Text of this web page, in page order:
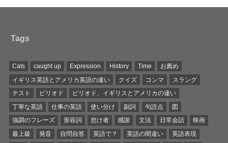
Tags
Cats caught up Expression History Time
お薦め
イギリス英語とアメリカ英語の違い
クイズ コンマ
スラング
テスト
ピリオド
ピリオド、イギリスとアメリカの違い
丁寧な英語
仕事の英語 使い分け 副詞 句読点
図
強調のフレーズ
形容詞 怠け者 感謝 文法 日常会話
映画
最上級
発音 自問自答 英語で？ 英語の間違い
英語表現